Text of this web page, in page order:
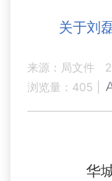
关于刘
来源：局文件
浏览量： 405
华